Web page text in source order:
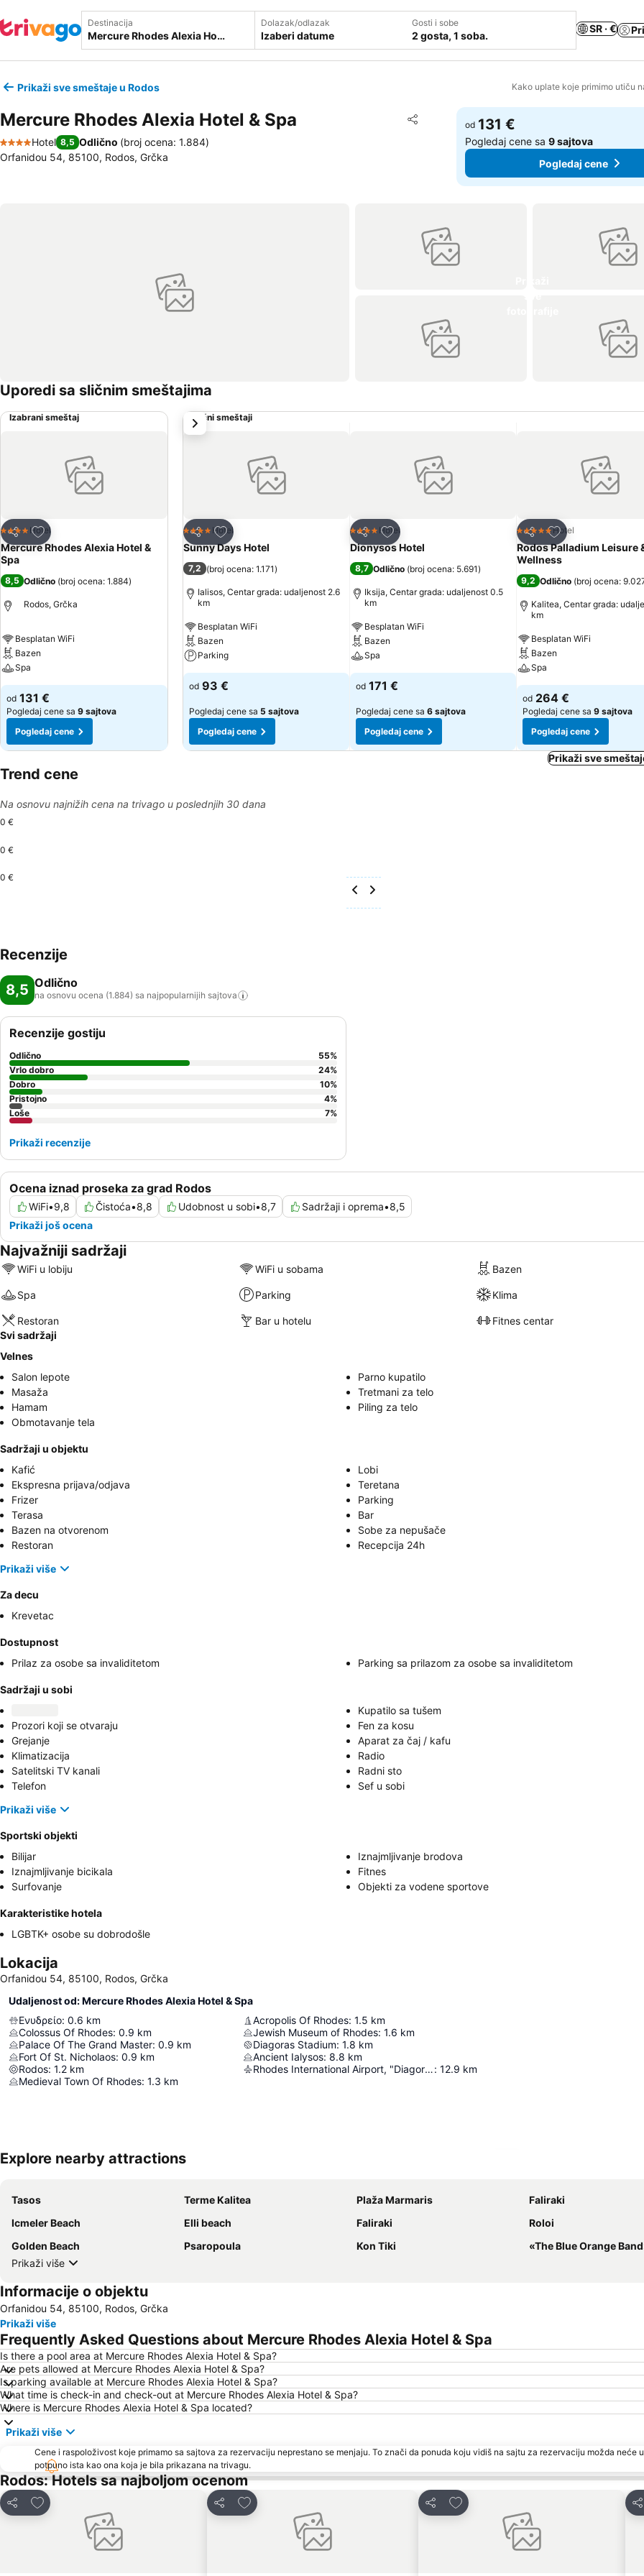
Destinacija Dolazak/odlazak
Izaberi datume
Gosti i sobe
2 gosta, 1 soba.
SR · €
Prikaži sve smeštaje u Rodos Kako uplate koje primimo utiču
Mercure Rhodes Alexia Hotel & Spa Deli
Dodati u favorite
4 Zvezdice
Hotel 8,5 Odlično (broj ocena: 1.884)
Orfanidou 54, 85100, Rodos, Grčka
od 131 €
Pogledaj cene sa9 sajtova
Pogledaj cene
Uporedi sa sličnim smeštajima
Izabrani smeštaj
Deli
Dodati u favorite
4 Zvezdice
Hotel
Mercure Rhodes Alexia Hotel &
Spa
8,5 Odlično (broj ocena: 1.884)
Rodos, Grčka
Besplatan WiFi
Bazen
Spa
od 131 €
Pogledaj cene sa 9 sajtova
Pogledaj cene
Slični smeštaji
Deli
Dodati u favorite
4 Zvezdice
Hotel
Sunny Days Hotel
7,2 (broj ocena: 1.171)
Ialisos, Centar grada: udaljenost 2.6
km
Besplatan WiFi
Bazen
Parking
od 93 €
Pogledaj cene sa 5 sajtova
Pogledaj cene
Deli
Dodati u favorite
4 Zvezdice
Hotel
Dionysos Hotel
8,7 Odlično (broj ocena: 5.691)
Iksija, Centar grada: udaljenost 0.5
km
Besplatan WiFi
Bazen
Spa
od 171 €
Pogledaj cene sa 6 sajtova
Pogledaj cene
Deli
Dodati u favorite
5 ZvezdiceHotel
Rodos Palladium Leisure
Wellness
9,2 Odlično (broj ocena:
Kalitea, Centar grada:
km
Besplatan WiFi
Bazen
Spa
od 264 €
Pogledaj cene sa 9 sajtova
Pogledaj cene
sledeće
Prikaži sve
Trend cene
Na osnovu najnižih cena na trivago u poslednjih 30 dana
0 €
0 €
0 €
Recenzije
8,5 Odlično
na osnovu ocena (1.884) sa najpopularnijih sajtova
Ocena iznad proseka za grad Rodos
WiFi•9,8 Čistoća•8,8 Udobnost u sobi•8,7 Sadržaji i oprema•8,5
Prikaži još ocena
Recenzije gostiju
Odlično 55%
Vrlo dobro
24%
Dobro
10%
Pristojno
4%
Loše
7%
Prikaži recenzije
Najvažniji sadržaji
WiFi u lobiju WiFi u sobama Bazen
Spa Parking Klima
Restoran Bar u hotelu
Fitnes centar
Svi sadržaji
Velnes
Salon lepote
Parno kupatilo
Masaža
Tretmani za telo
Hamam
Piling za telo
Obmotavanje tela
Sadržaji u objektu
Kafić
Lobi
Ekspresna prijava/odjava
Teretana
Frizer
Parking
Terasa
Bar
Bazen na otvorenom
Sobe za nepušače
Restoran
Recepcija 24h
Prikaži više
Za decu
Krevetac
Dostupnost
Prilaz za osobe sa invaliditetom
Parking sa prilazom za osobe sa invaliditetom
Sadržaji u sobi
Kupatilo sa tušem
Prozori koji se otvaraju
Fen za kosu
Grejanje
Aparat za čaj / kafu
Klimatizacija
Radio
Satelitski TV kanali
Radni sto
Telefon
Sef u sobi
Prikaži više
Sportski objekti
Bilijar
Iznajmljivanje brodova
Iznajmljivanje bicikala
Fitnes
Surfovanje
Objekti za vodene sportove
Karakteristike hotela
LGBTK+ osobe su dobrodošle
Lokacija
Orfanidou 54, 85100, Rodos, Grčka
Udaljenost od: Mercure Rhodes Alexia Hotel & Spa
Ενυδρείο: 0.6 km
Colossus Of Rhodes: 0.9 km
Palace Of The Grand Master: 0.9 km
Fort Of St. Nicholaos: 0.9 km
Rodos: 1.2 km
Medieval Town Of Rhodes: 1.3 km
Acropolis Of Rhodes: 1.5 km
Jewish Museum of Rhodes: 1.6 km
Diagoras Stadium: 1.8 km
Ancient Ialysos: 8.8 km
Rhodes International Airport, "Diagoras": 12.9 km
Explore nearby attractions
Tasos Terme Kalitea Plaža Marmaris
Faliraki
Icmeler Beach
Elli beach Faliraki
Roloi
Golden Beach
Psaropoula Kon Tiki
«The Blue Orange Band»
Prikaži više
Informacije o objektu
Orfanidou 54, 85100, Rodos, Grčka
Prikaži više
Frequently Asked Questions about Mercure Rhodes Alexia Hotel & Spa
Is there a pool area at Mercure Rhodes Alexia Hotel & Spa?
Are pets allowed at Mercure Rhodes Alexia Hotel & Spa?
Is parking available at Mercure Rhodes Alexia Hotel & Spa?
What time is check-in and check-out at Mercure Rhodes Alexia Hotel & Spa?
Where is Mercure Rhodes Alexia Hotel & Spa located?
Prikaži više
Cene i raspoloživost koje primamo sa sajtova za rezervaciju neprestano se menjaju. To znači da ponuda koju vidiš na sajtu za rezervaciju možda neće
potpuno ista kao ona koja je bila prikazana na trivagu.
Rodos: Hotels sa najboljom ocenom
Deli
Dodati u favorite
Deli
Dodati u favorite
Deli
Dodati u favorite
Deli